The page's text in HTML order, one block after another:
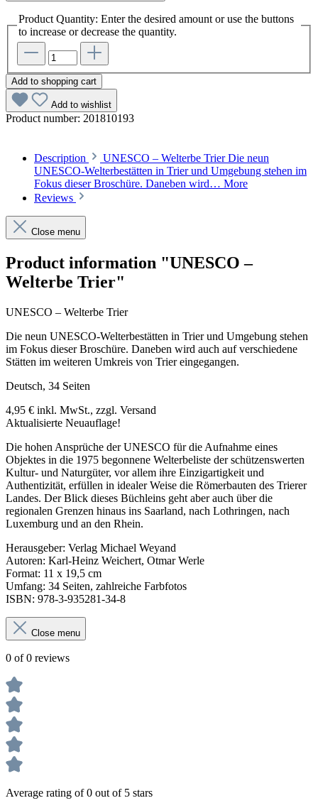
Product Quantity: Enter the desired amount or use the buttons
to increase or decrease the quantity.
Add to shopping cart
Add to wishlist
Product number: 201810193
Description
UNESCO – Welterbe Trier Die neun
UNESCO-Welterbestätten in Trier und Umgebung stehen im
Fokus dieser Broschüre. Daneben wird… More
Reviews
Close menu
Product information "UNESCO –
Welterbe Trier"
UNESCO – Welterbe Trier
Die neun UNESCO-Welterbestätten in Trier und Umgebung stehen
im Fokus dieser Broschüre. Daneben wird auch auf verschiedene
Stätten im weiteren Umkreis von Trier eingegangen.
Deutsch, 34 Seiten
4,95 € inkl. MwSt., zzgl. Versand
Aktualisierte Neuauflage!
Die hohen Ansprüche der UNESCO für die Aufnahme eines
Objektes in die 1975 begonnene Welterbeliste der schützenswerten
Kultur- und Naturgüter, vor allem ihre Einzigartigkeit und
Authentizität, erfüllen in idealer Weise die Römerbauten des Trierer
Landes. Der Blick dieses Büchleins geht aber auch über die
regionalen Grenzen hinaus ins Saarland, nach Lothringen, nach
Luxemburg und an den Rhein.
Herausgeber: Verlag Michael Weyand
Autoren: Karl-Heinz Weichert, Otmar Werle
Format: 11 x 19,5 cm
Umfang: 34 Seiten, zahlreiche Farbfotos
ISBN: 978-3-935281-34-8
Close menu
0 of 0 reviews
Average rating of 0 out of 5 stars